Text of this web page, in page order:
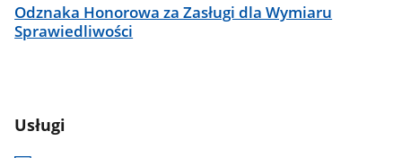
Odznaka Honorowa za Zasługi dla Wymiaru
Sprawiedliwości
Usługi